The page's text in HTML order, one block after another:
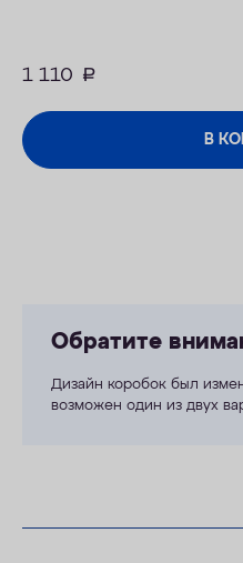
1 110 руб.
В
Обратите
Дизайн коробок был
возможен один из двух